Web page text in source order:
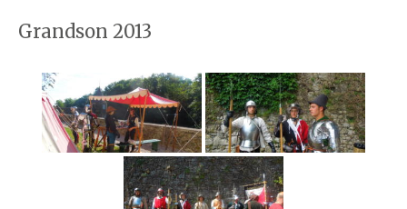
Grandson 2013